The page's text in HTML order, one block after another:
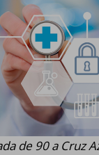
de 90 a Cruz